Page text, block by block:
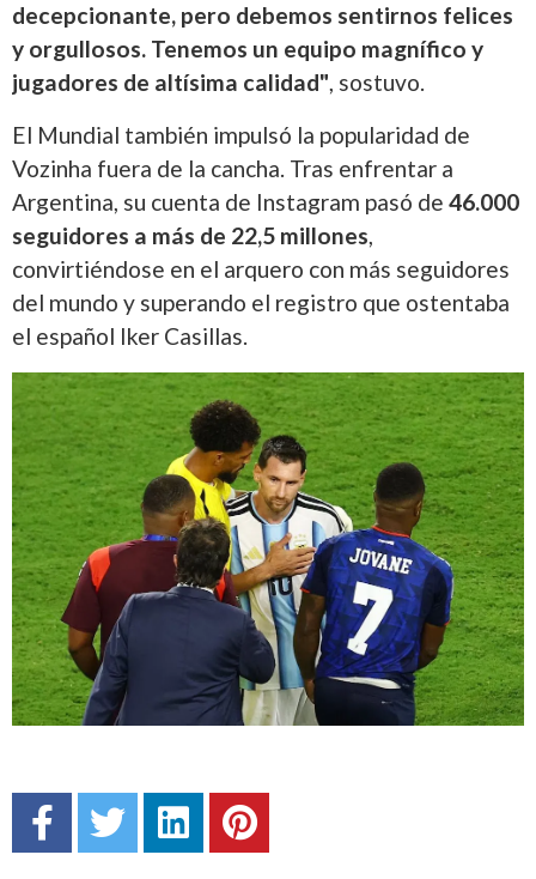
decepcionante, pero debemos sentirnos felices
y orgullosos. Tenemos un equipo magnífico y
jugadores de altísima calidad", sostuvo.
El Mundial también impulsó la popularidad de
Vozinha fuera de la cancha. Tras enfrentar a
Argentina, su cuenta de Instagram pasó de 46.000
seguidores a más de 22,5 millones,
convirtiéndose en el arquero con más seguidores
del mundo y superando el registro que ostentaba
el español Iker Casillas.